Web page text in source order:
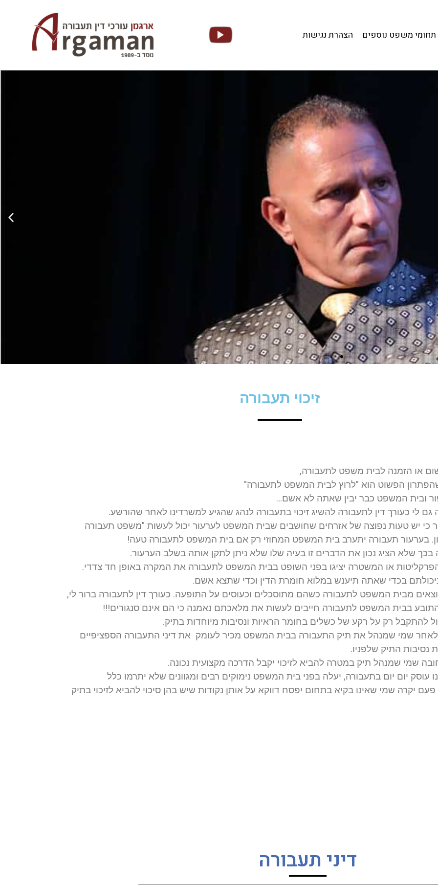
תחומי משפט נוספים הצהרת נגישות
זיכוי תעבורה
או הזמנה לבית משפט לתעבורה,
הפשוט הוא "לרוץ לבית המשפט לתעבורה"
ובית המשפט כבר יבין שאתה לא אשם…
לי כעורך דין לתעבורה להשיג זיכוי בתעבורה לנהג שהגיע למשרדינו לאחר שהורשע.
כי יש טעות נפוצה של אזרחים שחושבים שבית המשפט לערעור יכול לעשות "משפט תעבורה
בערעור תעבורה יתערב בית המשפט המחוזי רק אם בית המשפט לתעבורה טעה!
שלא הציג נכון את הדברים זו בעיה שלו שלא ניתן לתקן אותה בשלב הערעור.
או המשטרה יציגו בפני השופט בבית המשפט לתעבורה את המקרה באופן חד צדדי.
בכדי שאתה תיענש במלוא חומרת הדין וכדי שתצא אשם.
מבית המשפט לתעבורה כשהם מתוסכלים וכעוסים על התופעה. כעורך דין לתעבורה ברור לי,
בבית המשפט לתעבורה חייבים לעשות את מלאכתם נאמנה כי הם אינם סנגורים!!!
להתקבל רק על רקע של כשלים בחומר הראיות ונסיבות מיוחדות בתיק.
לאחר שמי שמנהל את תיק התעבורה בבית המשפט מכיר לעומק את דיני התעבורה הספציפיים
נסיבות התיק שלפניו.
שמי שמנהל תיק במטרה להביא לזיכוי יקבל הדרכה מקצועית נכונה.
עוסק יום יום בתעבורה, יעלה בפני בית המשפט נימוקים רבים ומגוונים שלא יתרמו כלל
פעם יקרה שמי שאינו בקיא בתחום יפסח דווקא על אותן נקודות שיש בהן סיכוי להביא לזיכוי בתיק
דיני תעבורה